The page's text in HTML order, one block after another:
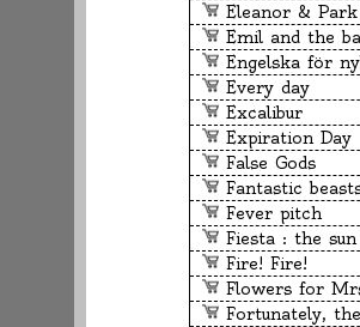
Eleanor & Park
Emil and the
Engelska för
Every day
Excalibur
Expiration Day
False Gods
Fantastic beasts
Fever pitch
Fiesta : the sun
Fire! Fire!
Flowers for
Fortunately,